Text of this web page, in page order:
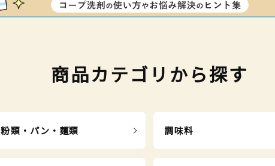
商品カテゴリから探す
粉類・パン・麺類 調味料